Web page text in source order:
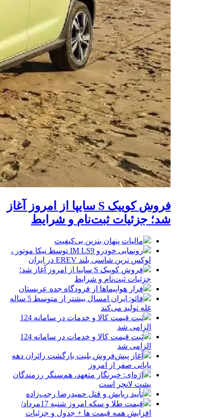
فروش کوییک S سایپا از امروز آغاز
شد؛ جزئیات ثبت‌نام و شرایط
مالیات پنهان بنزین بی‌کیفیت
رونمایی خودرو IM LS9 توسط نیکا موتور ،
لوکس ترین شاسی بلند EREV در ایران
فروش کوییک S سایپا از امروز آغاز شد؛
جزئیات ثبت‌نام و شرایط
فرار هواپیماها از فرودگاه جده عربستان
فائو: ایران امسال بیشتر از متوسط 5 ساله
غله تولید می‌کند
ثبت قیمت کالا و خدمات در سامانه 124
الزامی شد
ثبت قیمت کالا و خدمات در سامانه 124
الزامی شد
آغاز پیش‌فروش بلیت بازگشت زائران دهه
پایانی صفر از امروز
اژه‌ای: خبرنگار متعهد، هم‌سنگر رزمندگان
پشت لانچر است
تأیید ربایش و قتل حمیدرضا رجب‌زاده
قیمت طلا و سکه امروز شنبه 17مرداد/
افزایش همه قیمت ها + جدول و جزئیات